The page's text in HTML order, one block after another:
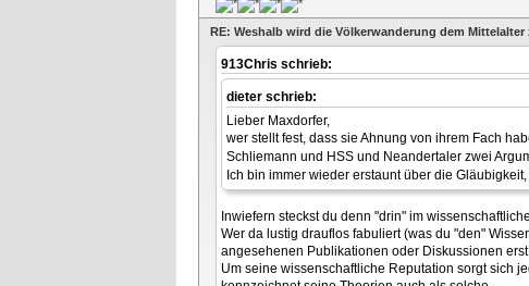
RE: Weshalb wird die Völkerwanderung dem Mittelalter
913Chris schrieb:
dieter schrieb:
Lieber Maxdorfer,
wer stellt fest, dass sie Ahnung von ihrem Fach
Schliemann und HSS und Neandertaler zwei
Ich bin immer wieder erstaunt über die
Inwiefern steckst du denn "drin" im
Wer da lustig drauflos fabuliert (was du "den"
angesehenen Publikationen oder Diskussionen
Um seine wissenschaftliche Reputation sorgt sich